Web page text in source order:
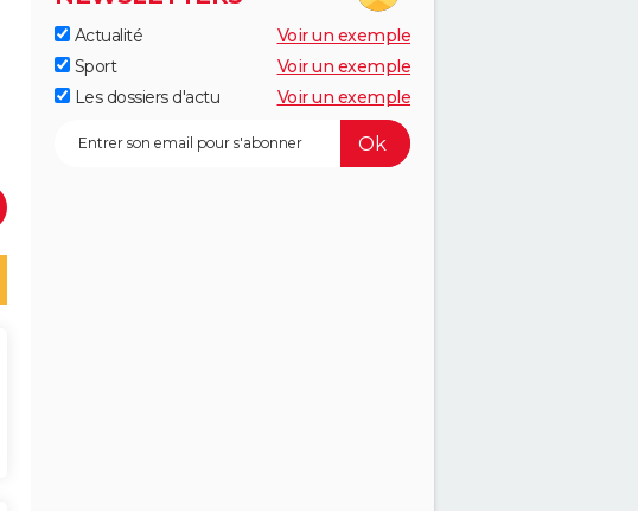
Actualité
Voir un exemple
Sport
Voir un exemple
Les dossiers d'actu
Voir un exemple